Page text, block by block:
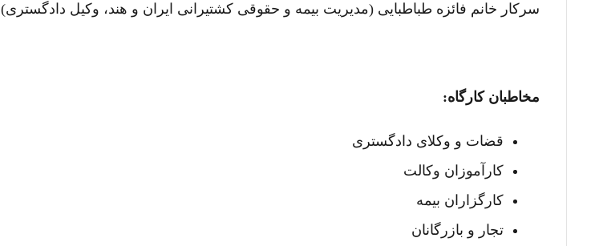
سرکار خانم فائزه طباطبایی (مدیریت بیمه و حقوقی کشتیرانی ایران و هند، وکیل دادگستری)
مخاطبان کارگاه:
قضات و وکلای دادگستری
کارآموزان وکالت
کارگزاران بیمه
تجار و بازرگانان